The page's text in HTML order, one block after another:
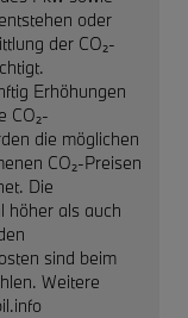
oder
der CO₂-
Erhöhungen
CO₂-
die möglichen
CO₂-Preisen
Die
höher als auch
sind beim
Weitere